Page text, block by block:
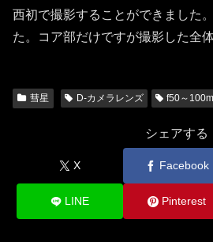
西初で撮影することができました
た。コア部だけですが撮影した全
彗星 D-カメラレンズ f50～
シェアする
X Facebook
LINE Pinterest